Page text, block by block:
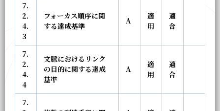
7.
2.
4.
3
フォーカス順序に関
する達成基準
A
適
用
適
合
7.
2.
4.
4
文脈におけるリンク
の目的に関する達成
基準
A
適
用
適
合
7.